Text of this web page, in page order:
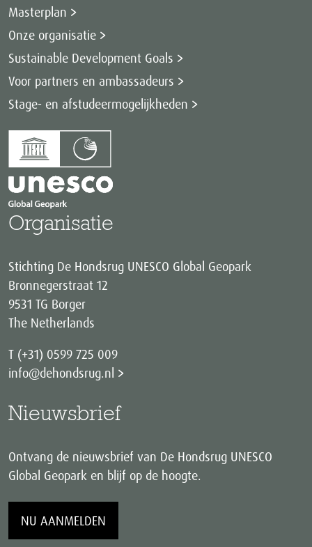
Masterplan
Onze organisatie
Sustainable Development Goals
Voor partners en ambassadeurs
Stage- en afstudeermogelijkheden
Organisatie
Stichting De Hondsrug UNESCO Global Geopark
Bronnegerstraat 12
9531 TG Borger
The Netherlands
T (+31) 0599 725 009
info@dehondsrug.nl
Nieuwsbrief
Ontvang de nieuwsbrief van De Hondsrug UNESCO
Global Geopark en blijf op de hoogte.
NU AANMELDEN